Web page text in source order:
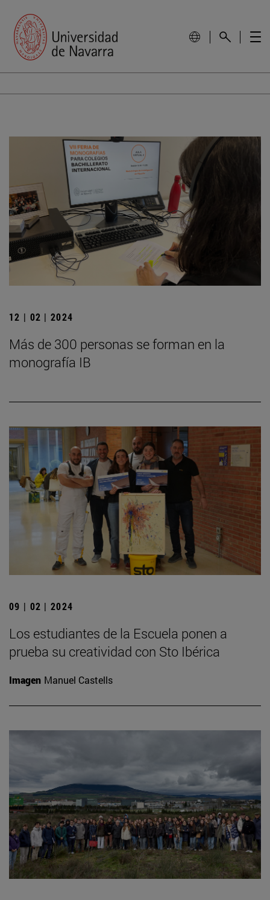
12 | 02 | 2024
Más de 300 personas se forman en la
monografía IB
09 | 02 | 2024
Los estudiantes de la Escuela ponen a
prueba su creatividad con Sto Ibérica
Imagen Manuel Castells